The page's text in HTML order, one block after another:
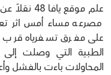
علم موقع
على مفرق تسفرياه قرب
الطبية التي وصلت إلى
المحاولات باءت بالفشل